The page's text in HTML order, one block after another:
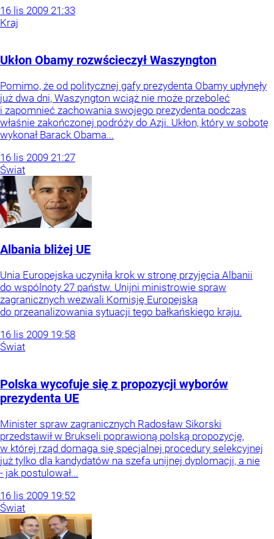
16 lis 2009 21:33
Kraj
Ukłon Obamy rozwścieczył Waszyngton
Pomimo, że od politycznej gafy prezydenta Obamy upłynęły
już dwa dni, Waszyngton wciąż nie może przeboleć
i zapomnieć zachowania swojego prezydenta podczas
właśnie zakończonej podróży do Azji. Ukłon, który w sobotę
wykonał Barack Obama...
16 lis 2009 21:27
Świat
Albania bliżej UE
Unia Europejska uczyniła krok w stronę przyjęcia Albanii
do wspólnoty 27 państw. Unijni ministrowie spraw
zagranicznych wezwali Komisję Europejską
do przeanalizowania sytuacji tego bałkańskiego kraju.
16 lis 2009 19:58
Świat
Polska wycofuje się z propozycji wyborów
prezydenta UE
Minister spraw zagranicznych Radosław Sikorski
przedstawił w Brukseli poprawioną polską propozycję,
w której rząd domaga się specjalnej procedury selekcyjnej
już tylko dla kandydatów na szefa unijnej dyplomacji, a nie
- jak postulował...
16 lis 2009 19:52
Świat